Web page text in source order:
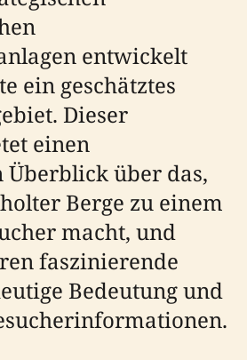
entwickelt
ein geschätztes
Dieser
einen
Überblick über das,
Berge zu einem
macht, und
faszinierende
Bedeutung und